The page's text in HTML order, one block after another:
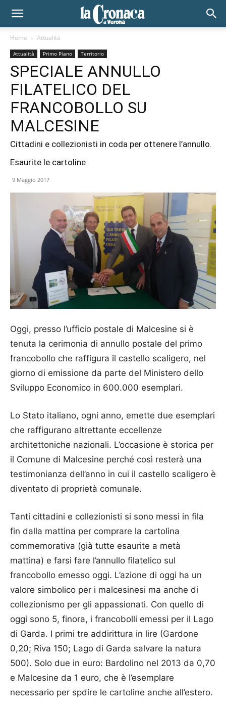
Home Attualità
Attualità Primo Piano Territorio
SPECIALE ANNULLO
FILATELICO DEL
FRANCOBOLLO SU
MALCESINE
Cittadini e collezionisti in coda per ottenere l’annullo.
Esaurite le cartoline
9 Maggio 2017
Oggi, presso l’ufficio postale di Malcesine si è
tenuta la cerimonia di annullo postale del primo
francobollo che raffigura il castello scaligero, nel
giorno di emissione da parte del Ministero dello
Sviluppo Economico in 600.000 esemplari.
Lo Stato italiano, ogni anno, emette due esemplari
che raffigurano altrettante eccellenze
architettoniche nazionali. L’occasione è storica per
il Comune di Malcesine perché così resterà una
testimonianza dell’anno in cui il castello scaligero è
diventato di proprietà comunale.
Tanti cittadini e collezionisti si sono messi in fila
fin dalla mattina per comprare la cartolina
commemorativa (già tutte esaurite a metà
mattina) e farsi fare l’annullo filatelico sul
francobollo emesso oggi. L’azione di oggi ha un
valore simbolico per i malcesinesi ma anche di
collezionismo per gli appassionati. Con quello di
oggi sono 5, finora, i francobolli emessi per il Lago
di Garda. I primi tre addirittura in lire (Gardone
0,20; Riva 150; Lago di Garda salvare la natura
500). Solo due in euro: Bardolino nel 2013 da 0,70
e Malcesine da 1 euro, che è l’esemplare
necessario per spdire le cartoline anche all’estero.